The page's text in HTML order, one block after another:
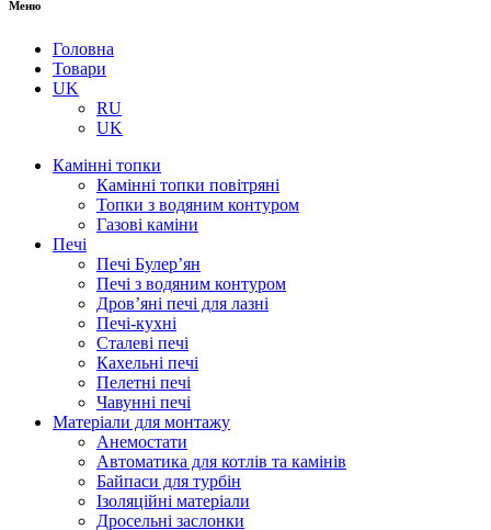
Меню
Головна
Товари
UK
RU
UK
Камінні топки
Камінні топки повітряні
Топки з водяним контуром
Газові каміни
Печі
Печі Булер’ян
Печі з водяним контуром
Дров’яні печі для лазні
Печі-кухні
Сталеві печі
Кахельні печі
Пелетні печі
Чавунні печі
Матеріали для монтажу
Анемостати
Автоматика для котлів та камінів
Байпаси для турбін
Ізоляційні матеріали
Дросельні заслонки